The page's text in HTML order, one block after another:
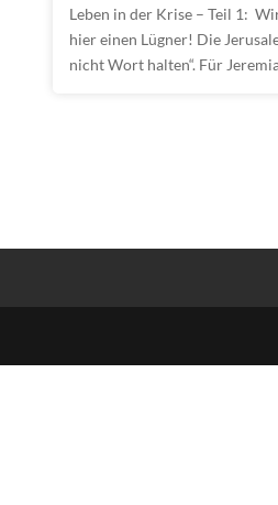
Leben in der Krise – Teil 1:
hier einen Lügner! Die
nicht Wort halten“. Für